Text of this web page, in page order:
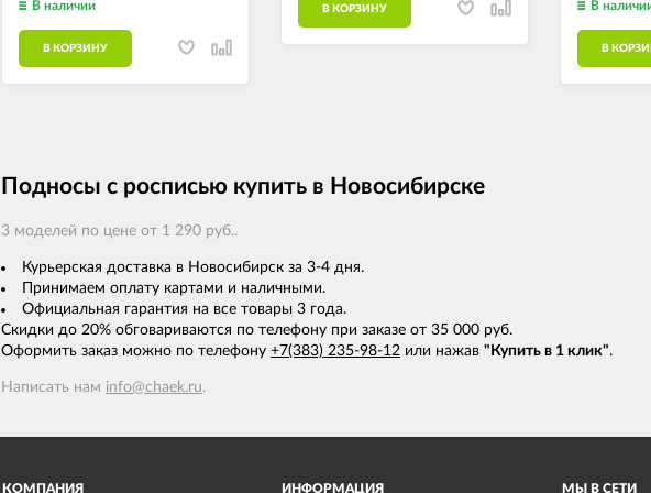
В наличии
В КОРЗИНУ
В КОРЗИНУ В
В
Подносы с росписью купить в Новосибирске
3 моделей по цене от 1 290 руб..
Курьерская доставка в Новосибирск за 3-4 дня.
Принимаем оплату картами и наличными.
Официальная гарантия на все товары 3 года.
Скидки до 20% обговариваются по телефону при заказе от 35 000 руб.
Оформить заказ можно по телефону +7(383) 235-98-12 или нажав "Купить в 1 клик".
Написать нам info@chaek.ru.
КОМПАНИЯ ИНФОРМАЦИЯ МЫ В СЕТИ